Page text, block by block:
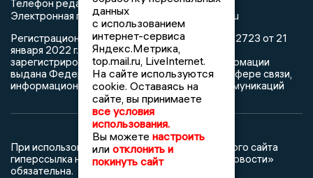
Телефон редакции:
Электронная почта редакции: info@newstula.ru
Регистрационный номер: серия Эл № ФС77-82723 от 21
января 2022 г. согласно выписке из реестра
зарегистрированных средств массовой информации
выдана Федеральной службой по надзору в сфере связи,
информационных технологий и массовых коммуникаций
При использовании любого материала с данного сайта
гиперссылка на Сетевое издание «Тульские новости»
обязательна.
данных
с использованием
интернет-сервиса
Яндекс.Метрика,
top.mail.ru, LiveInternet.
На сайте используются
cookie. Оставаясь на
сайте, вы принимаете
все условия
использования.
Вы можете настроить
или отклонить и
покинуть сайт